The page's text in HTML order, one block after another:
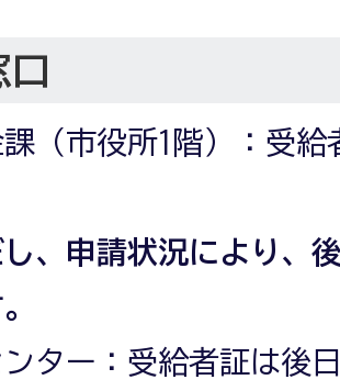
課（市役所1階）：受
、申請状況により、
ター：受給者証は後